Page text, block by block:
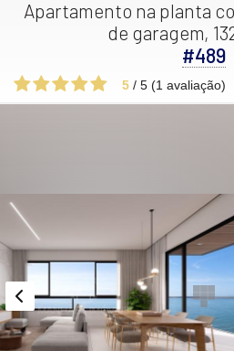
Apartamento na planta
de garagem,
#489
5 / 5 (1 avaliação)